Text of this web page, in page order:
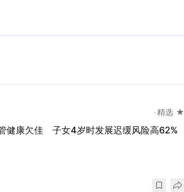
精选 ★
健康欠佳 子女4岁时发展迟缓风险高62%